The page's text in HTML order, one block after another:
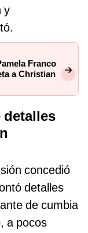
y
Franco
a Christian
detalles
concedió
detalles
de cumbia
a pocos